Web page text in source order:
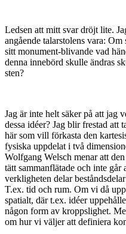
Ledsen att mitt svar dröjt lite.
angående talarstolens vara:
sitt monument-blivande vad
denna innebörd skulle ändras
sten?
Jag är inte helt säker på att jag
dessa idéer? Jag blir frestad att
här som vill förkasta den
fysiska uppdelat i två
Wolfgang Welsch menar att
tätt sammanflätade och inte
verkligheten delar
T.ex. tid och rum. Om vi då
spatialt, där t.ex. idéer
någon form av kroppslighet.
om hur vi väljer att definiera